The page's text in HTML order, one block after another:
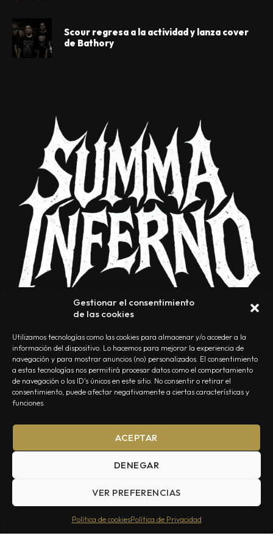
Gestionar el consentimiento
de las cookies
Utilizamos tecnologías como las cookies para almacenar y/o acceder a la
información del dispositivo. Lo hacemos para mejorar la experiencia de
navegación y para mostrar anuncios (no) personalizados. El consentimiento
a estas tecnologías nos permitirá procesar datos como el comportamiento
de navegación o los ID's únicos en este sitio. No consentir o retirar el
consentimiento, puede afectar negativamente a ciertas características y
funciones.
ACEPTAR
DENEGAR
VER PREFERENCIAS
Política de cookiesPolítica de Privacidad
Scour regresa a la actividad y lanza cover
de Bathory
NOSOTROS CONTACTO EDITORIAL POLÍTICA DE PRIVACIDAD
Summa Inferno — Todos los Derechos Reservados © 2026